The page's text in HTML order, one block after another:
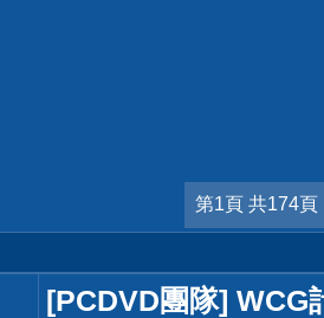
第1頁 共174頁
[PCDVD團隊] WCG